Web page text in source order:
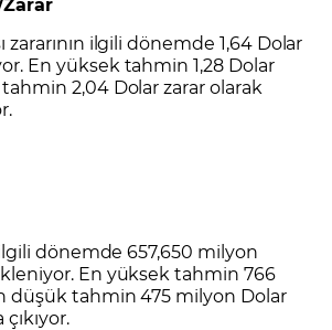
zararının ilgili dönemde 1,64 Dolar
En yüksek tahmin 1,28 Dolar
2,04 Dolar zarar olarak
dönemde 657,650 milyon
En yüksek tahmin 766
düşük tahmin 475 milyon Dolar